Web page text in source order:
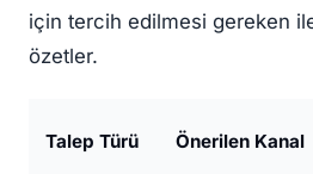
için tercih edilmesi gereken
özetler.
Talep Türü Önerilen Kanal